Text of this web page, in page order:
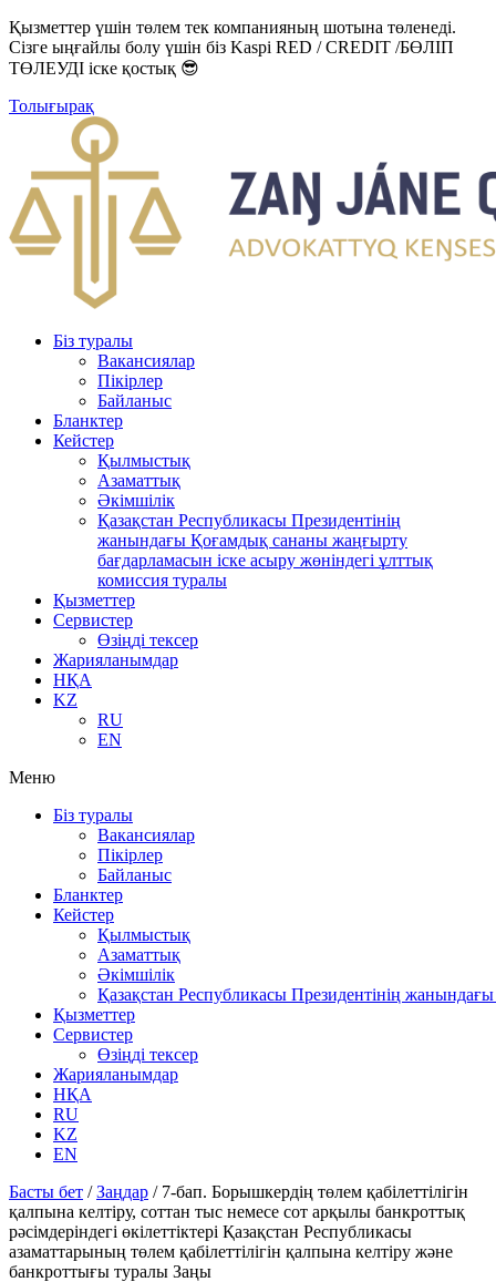
Қызметтер үшін төлем тек компанияның шотына төленеді.
Сізге ыңғайлы болу үшін біз Kaspi RED / CREDIT /БӨЛІП
ТӨЛЕУДІ іске қостық 😎
Толығырақ
Біз туралы
Вакансиялар
Пікірлер
Байланыс
Бланктер
Кейстер
Қылмыстық
Азаматтық
Әкімшілік
Қазақстан Республикасы Президентінің
жанындағы Қоғамдық сананы жаңғырту
бағдарламасын іске асыру жөніндегі ұлттық
комиссия туралы
Қызметтер
Сервистер
Өзіңді тексер
Жарияланымдар
НҚА
KZ
RU
EN
Меню
Біз туралы
Вакансиялар
Пікірлер
Байланыс
Бланктер
Кейстер
Қылмыстық
Азаматтық
Әкімшілік
Қазақстан Республикасы Президентінің
Қызметтер
Сервистер
Өзіңді тексер
Жарияланымдар
НҚА
RU
KZ
EN
Басты бет /Заңдар / 7-бап. Борышкердің төлем қабілеттілігін
қалпына келтіру, соттан тыс немесе сот арқылы банкроттық
рәсімдеріндегі өкілеттіктері Қазақстан Республикасы
азаматтарының төлем қабілеттілігін қалпына келтіру және
банкроттығы туралы Заңы